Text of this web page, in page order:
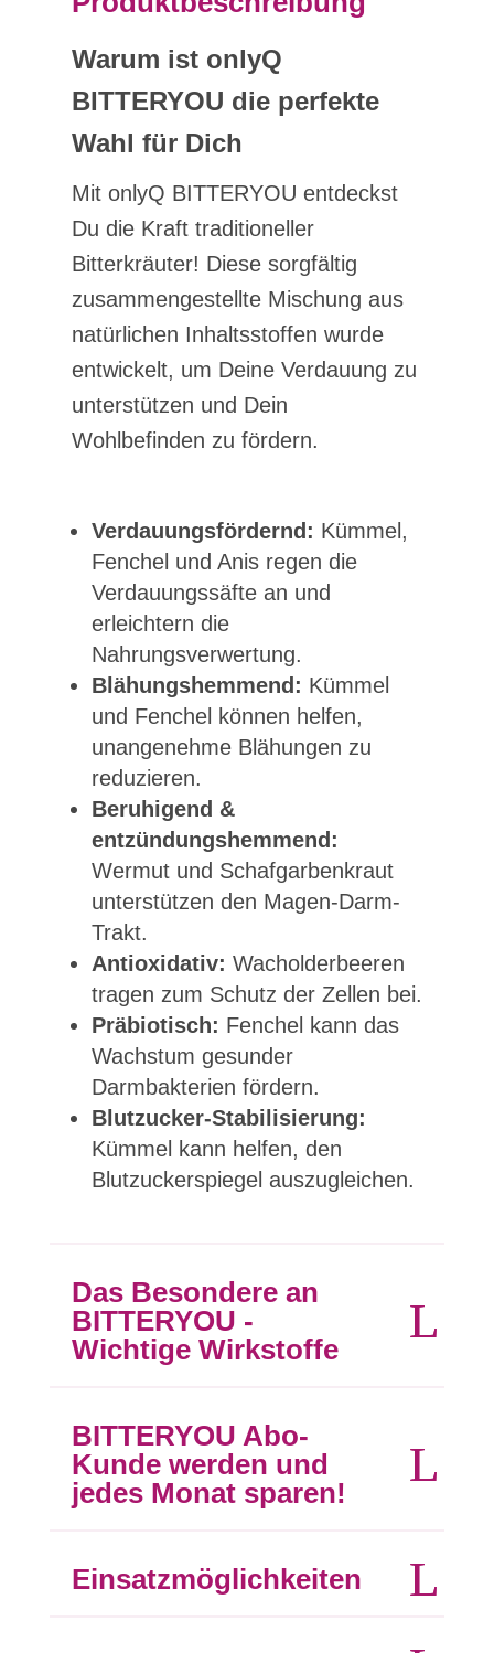
Warum ist onlyQ
BITTERYOU die perfekte
Wahl für Dich
Mit onlyQ BITTERYOU entdeckst
Du die Kraft traditioneller
Bitterkräuter! Diese sorgfältig
zusammengestellte Mischung aus
natürlichen Inhaltsstoffen wurde
entwickelt, um Deine Verdauung zu
unterstützen und Dein
Wohlbefinden zu fördern.
Verdauungsfördernd: Kümmel,
Fenchel und Anis regen die
Verdauungssäfte an und
erleichtern die
Nahrungsverwertung.
Blähungshemmend: Kümmel
und Fenchel können helfen,
unangenehme Blähungen zu
reduzieren.
Beruhigend &
entzündungshemmend:
Wermut und Schafgarbenkraut
unterstützen den Magen-Darm-
Trakt.
Antioxidativ: Wacholderbeeren
tragen zum Schutz der Zellen bei.
Präbiotisch: Fenchel kann das
Wachstum gesunder
Darmbakterien fördern.
Blutzucker-Stabilisierung:
Kümmel kann helfen, den
Blutzuckerspiegel auszugleichen.
Das Besondere an
BITTERYOU -
Wichtige Wirkstoffe
BITTERYOU Abo-
Kunde werden und
jedes Monat sparen!
Einsatzmöglichkeiten